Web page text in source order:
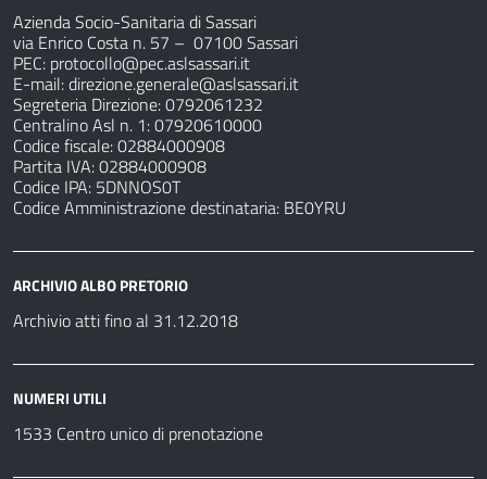
Azienda Socio-Sanitaria di Sassari
via Enrico Costa n. 57 – 07100 Sassari
PEC: protocollo@pec.aslsassari.it
E-mail:direzione.generale@aslsassari.it
Segreteria Direzione: 0792061232
Centralino Asl n. 1: 07920610000
Codice fiscale: 02884000908
Partita IVA: 02884000908
Codice IPA: 5DNNOS0T
Codice Amministrazione destinataria: BE0YRU
ARCHIVIO ALBO PRETORIO
Archivio atti fino al 31.12.2018
NUMERI UTILI
1533 Centro unico di prenotazione